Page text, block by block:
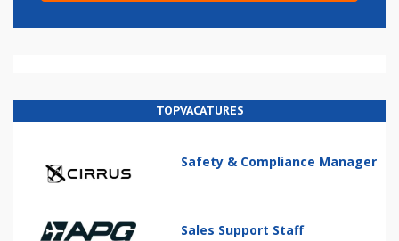
TOPVACATURES
Safety & Compliance Manager
Sales Support Staff